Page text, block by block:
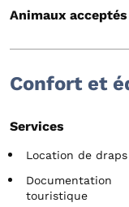
Animaux acceptés
Confort et
Services
Location de draps
Documentation
touristique